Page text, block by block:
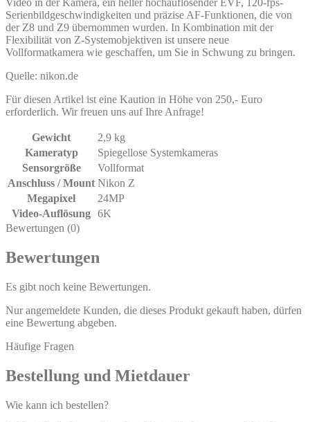
Video in der Kamera, ein heller hochauflösender EVF, 120-fps-
Serienbildgeschwindigkeiten und präzise AF-Funktionen, die von
der Z8 und Z9 übernommen wurden. In Kombination mit der
Flexibilität von Z-Systemobjektiven ist unsere neue
Vollformatkamera wie geschaffen, um Sie in Schwung zu bringen.
Quelle: nikon.de
Für diesen Artikel ist eine Kaution in Höhe von 250,- Euro
erforderlich. Wir freuen uns auf Ihre Anfrage!
Gewicht
2,9 kg
Kameratyp
Spiegellose Systemkameras
Sensorgröße
Vollformat
Anschluss / Mount Nikon Z
Megapixel
24MP
Video-Auflösung 6K
Bewertungen (0)
Bewertungen
Es gibt noch keine Bewertungen.
Nur angemeldete Kunden, die dieses Produkt gekauft haben, dürfen
eine Bewertung abgeben.
Häufige Fragen
Bestellung und Mietdauer
Wie kann ich bestellen?